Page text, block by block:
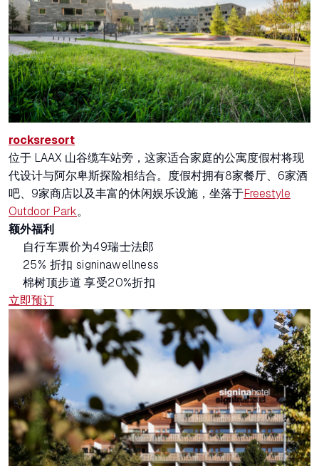
rocksresort
位于 LAAX 山谷缆车站旁，这家适合家庭的公寓度假村将现
代设计与阿尔卑斯探险相结合。度假村拥有8家餐厅、6家酒
吧、9家商店以及丰富的休闲娱乐设施，坐落于Freestyle
Outdoor Park。
额外福利
自行车票价为49瑞士法郎
25% 折扣 signinawellness
棉树顶步道 享受20%折扣
立即预订